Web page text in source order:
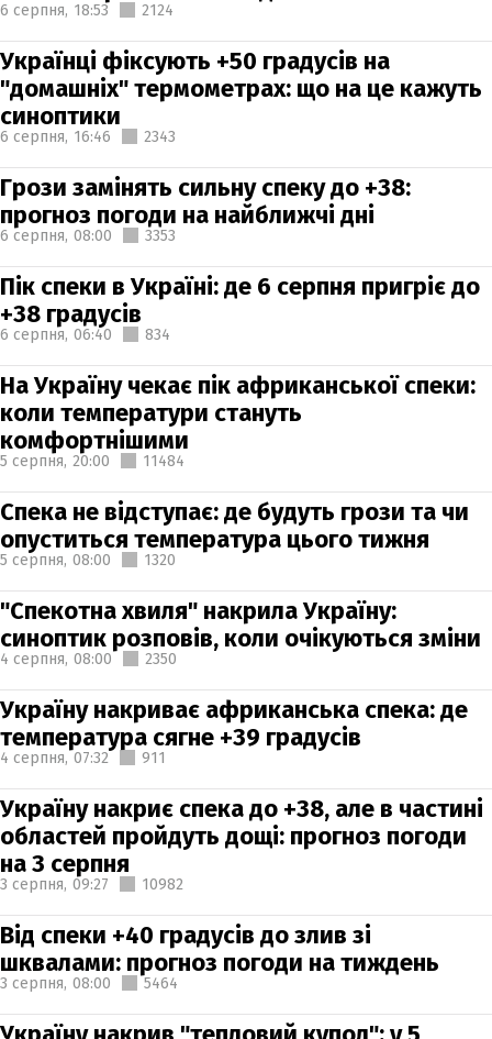
6 серпня, 18:53 2124
Українці фіксують +50 градусів на
"домашніх" термометрах: що на це кажуть
синоптики
6 серпня, 16:46 2343
Грози замінять сильну спеку до +38:
прогноз погоди на найближчі дні
6 серпня, 08:00 3353
Пік спеки в Україні: де 6 серпня пригріє до
+38 градусів
6 серпня, 06:40 834
На Україну чекає пік африканської спеки:
коли температури стануть
комфортнішими
5 серпня, 20:00 11484
Спека не відступає: де будуть грози та чи
опуститься температура цього тижня
5 серпня, 08:00 1320
"Спекотна хвиля" накрила Україну:
синоптик розповів, коли очікуються зміни
4 серпня, 08:00 2350
Україну накриває африканська спека: де
температура сягне +39 градусів
4 серпня, 07:32 911
Україну накриє спека до +38, але в частині
областей пройдуть дощі: прогноз погоди
на 3 серпня
3 серпня, 09:27 10982
Від спеки +40 градусів до злив зі
шквалами: прогноз погоди на тиждень
3 серпня, 08:00 5464